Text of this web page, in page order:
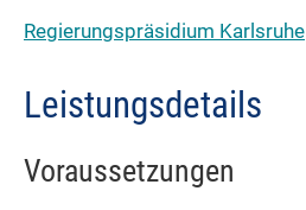
Regierungspräsidium Karlsruhe
Leistungsdetails
Voraussetzungen